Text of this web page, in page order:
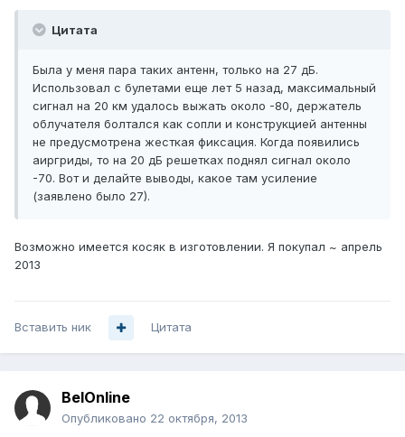
Цитата
Была у меня пара таких антенн, только на 27 дБ.
Использовал с булетами еще лет 5 назад, максимальный
сигнал на 20 км удалось выжать около -80, держатель
облучателя болтался как сопли и конструкцией антенны
не предусмотрена жесткая фиксация. Когда появились
аиргриды, то на 20 дБ решетках поднял сигнал около
-70. Вот и делайте выводы, какое там усиление
(заявлено было 27).
Возможно имеется косяк в изготовлении. Я покупал ~ апрель
2013
Вставить ник Цитата
BelOnline
Опубликовано 22 октября, 2013